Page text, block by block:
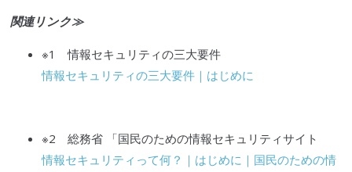
関連リンク≫
※1 情報セキュリティの三大要件
情報セキュリティの三大要件｜はじめに
※2総務省 「国民のための情報セキュリティサイト
情報セキュリティって何？｜はじめに｜国民のための情